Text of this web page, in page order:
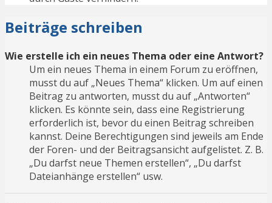
Beiträge schreiben
Wie erstelle ich ein neues Thema oder eine Antwort?
Um ein neues Thema in einem Forum zu eröffnen,
musst du auf „Neues Thema“ klicken. Um auf einen
Beitrag zu antworten, musst du auf „Antworten“
klicken. Es könnte sein, dass eine Registrierung
erforderlich ist, bevor du einen Beitrag schreiben
kannst. Deine Berechtigungen sind jeweils am Ende
der Foren- und der Beitragsansicht aufgelistet. Z. B.
„Du darfst neue Themen erstellen“, „Du darfst
Dateianhänge erstellen“ usw.